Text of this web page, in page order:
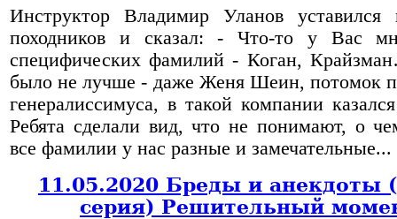
Инструктор Владимир Уланов уставился
походников и сказал: - Что-то у Вас
специфических фамилий - Коган,
было не лучше - даже Женя Шеин, потомок
генералиссимуса, в такой компании
Ребята сделали вид, что не понимают, о
все фамилии у нас разные и замечательные...
11.05.2020 Бреды и анекдоты
серия) Решительный